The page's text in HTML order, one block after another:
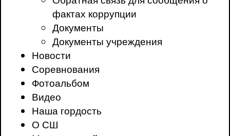
фактах коррупции
Документы
Документы учреждения
Новости
Соревнования
Фотоальбом
Видео
Наша гордость
О СШ